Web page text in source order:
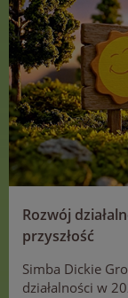
Rozwój
przyszłość
Simba Dickie
działalności w